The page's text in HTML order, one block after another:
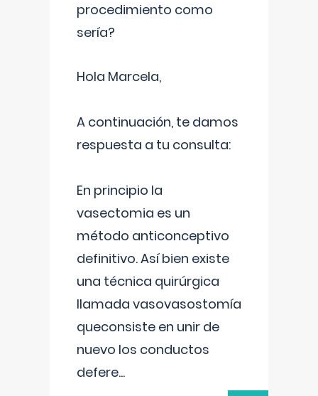
procedimiento como
sería?
Hola Marcela,
A continuación, te damos
respuesta a tu consulta:
En principio la
vasectomia es un
método anticonceptivo
definitivo. Así bien existe
una técnica quirúrgica
llamada vasovasostomía
queconsiste en unir de
nuevo los conductos
defere...